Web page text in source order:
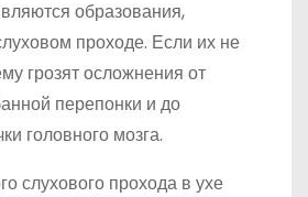
образования,
проходе. Если их не
грозят осложнения от
перепонки и до
головного мозга.
слухового прохода в ухе